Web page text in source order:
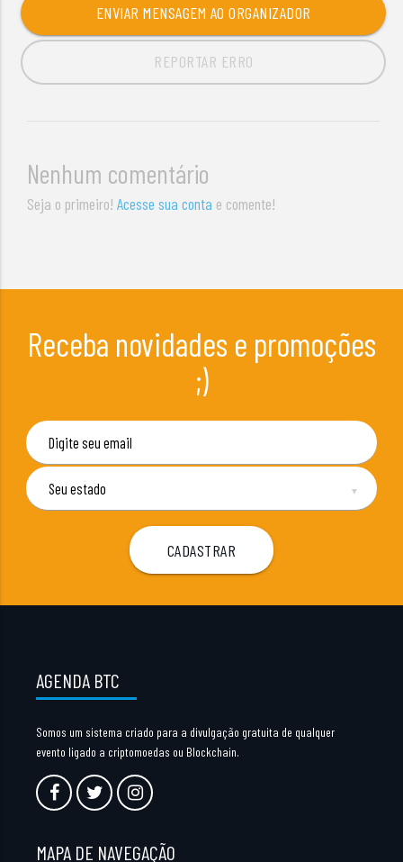
ENVIAR MENSAGEM AO ORGANIZADOR
REPORTAR ERRO
Nenhum comentário
Seja o primeiro!Acesse sua conta e comente!
Receba novidades e promoções
;)
▼
AGENDA BTC
Somos um sistema criado para a divulgação gratuita de qualquer
evento ligado a criptomoedas ou Blockchain.
MAPA DE NAVEGAÇÃO